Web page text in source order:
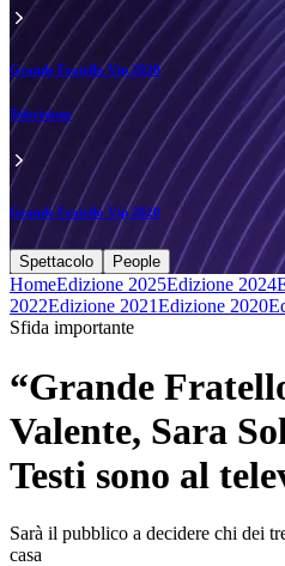
Grande Fratello Vip 2020
Televisione
Grande Fratello Vip 2020
Spettacolo People
HomeEdizione 2025Edizione 2024
2022Edizione 2021Edizione 2020
Sfida importante
“Grande
Valente, Sara
Testi sono al
Sarà il pubblico a decidere chi dei
casa